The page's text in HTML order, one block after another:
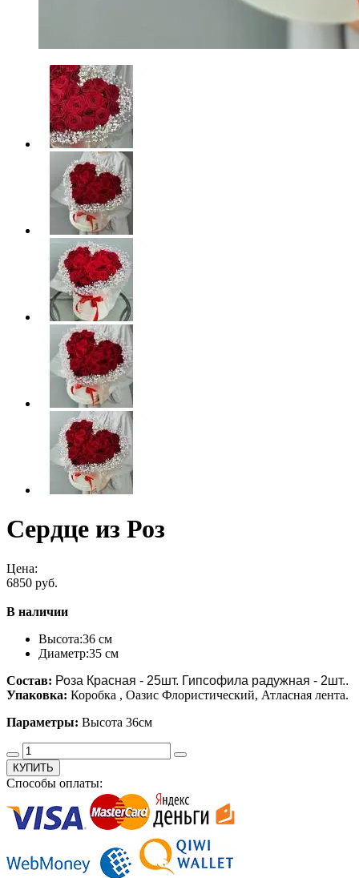
Сердце из Роз
Цена:
6850 руб.
В наличии
Высота:36 см
Диаметр:35 см
Состав: Роза Красная - 25шт. Гипсофила радужная - 2шт..
Упаковка: Коробка , Оазис Флористический, Атласная лента.
Параметры: Высота 36см
КУПИТЬ
Способы оплаты: